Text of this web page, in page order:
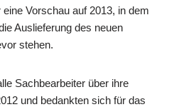
Vorschau auf 2013, in dem
Auslieferung des neuen
stehen.
Sachbearbeiter über ihre
und bedankten sich für das